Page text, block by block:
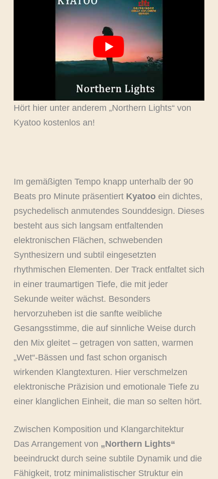
Hört hier unter anderem „Northern Lights“ von
Kyatoo kostenlos an!
Im gemäßigten Tempo knapp unterhalb der 90
Beats pro Minute präsentiert Kyatooein dichtes,
psychedelisch anmutendes Sounddesign. Dieses
besteht aus sich langsam entfaltenden
elektronischen Flächen, schwebenden
Synthesizern und subtil eingesetzten
rhythmischen Elementen. Der Track entfaltet sich
in einer traumartigen Tiefe, die mit jeder
Sekunde weiter wächst. Besonders
hervorzuheben ist die sanfte weibliche
Gesangsstimme, die auf sinnliche Weise durch
den Mix gleitet – getragen von satten, warmen
„Wet“-Bässen und fast schon organisch
wirkenden Klangtexturen. Hier verschmelzen
elektronische Präzision und emotionale Tiefe zu
einer klanglichen Einheit, die man so selten hört.
Zwischen Komposition und Klangarchitektur
Das Arrangement von „Northern Lights“
beeindruckt durch seine subtile Dynamik und die
Fähigkeit, trotz minimalistischer Struktur ein